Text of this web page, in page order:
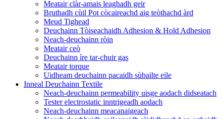
Meatair clàr-amais leaghadh geir
Bruthadh cùil Pot còcaireachd aig teòthachd àrd
Meud Tighead
Deuchainn Tòiseachaidh Adhesion & Hold Adhesion
Neach-deuchainn ròin
Meatair ceò
Deuchainn ìre tar-chuir gas
Meatair torque
Uidheam deuchainn pacaidh sùbailte eile
Inneal Deuchainn Textile
Neach-deuchainn permeability uisge aodach didseatach
Tester electrostatic inntrigeadh aodach
Neach-deuchainn meacanaigeach